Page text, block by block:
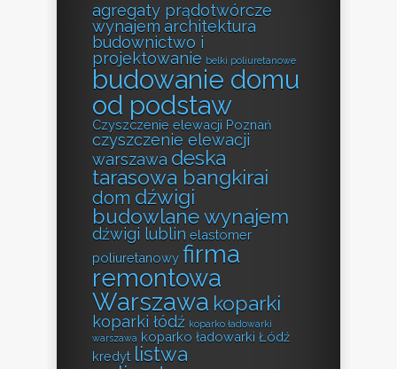
agregaty prądotwórcze
wynajem architektura
budownictwo i
projektowanie belki poliuretanowe
budowanie domu
od podstaw
Czyszczenie elewacji Poznań
czyszczenie elewacji
warszawa deska
tarasowa bangkirai
dom dźwigi
budowlane wynajem
dźwigi lublin elastomer
poliuretanowy firma
remontowa
Warszawa koparki
koparki łódź koparko ładowarki
warszawa koparko ładowarki Łódź
kredyt listwa